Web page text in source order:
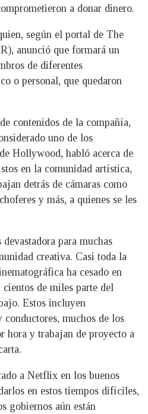
a donar dinero.
según el portal de The
anunció que formará un
de diferentes
o personal, que quedaron
contenidos de la compañía,
uno de los
Hollywood, habló acerca de
en la comunidad artística,
detrás de cámaras como
y más, a quienes se les
para muchas
creativa. Casi toda la
ha cesado en
de miles parte del
Estos incluyen
muchos de los
hora y trabajan de proyecto a
a Netflix en los buenos
en estos tiempos difíciles,
gobiernos aún están